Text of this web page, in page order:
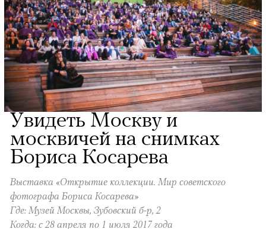
Увидеть Москву и
москвичей на снимках
Бориса Косарева
Выставка «Открытие коллекции. Мир советского
фотографа Бориса Косарева»
Где: Музей Москвы, Зубовский б-р, 2
Когда: с 28 апреля по 1 июля 2017 года